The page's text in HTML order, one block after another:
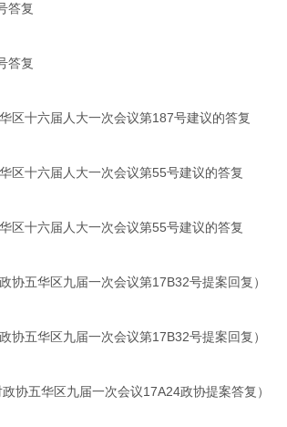
答复
答复
区十六届人大一次会议第187号建议的答复
区十六届人大一次会议第55号建议的答复
区十六届人大一次会议第55号建议的答复
协五华区九届一次会议第17B32号提案回复）
协五华区九届一次会议第17B32号提案回复）
协五华区九届一次会议17A24政协提案答复）